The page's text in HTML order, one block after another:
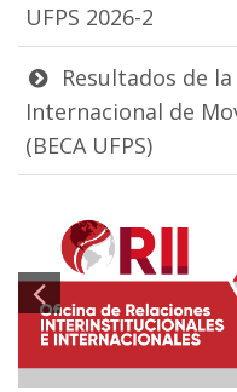
UFPS 2026-2
Resultados de
Internacional de
(BECA UFPS)